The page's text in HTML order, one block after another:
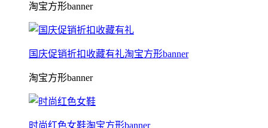
淘宝方形banner
国庆促销折扣收藏有礼淘宝方形banner
淘宝方形banner
时尚红色女鞋淘宝方形banner